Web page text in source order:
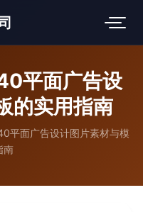
平面广告设
的实用指南
平面广告设计图片素材与模
南